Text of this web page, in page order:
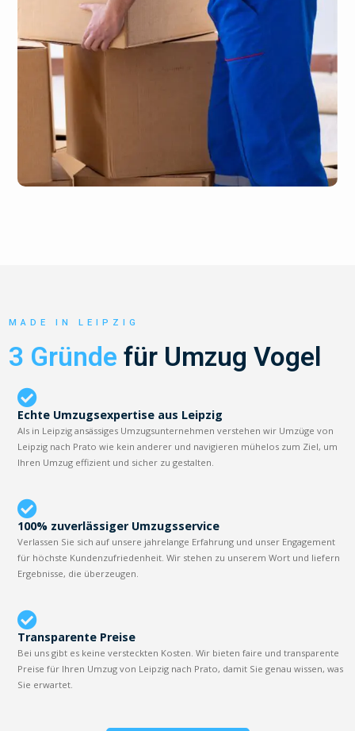
MADE IN LEIPZIG
3 Gründe für Umzug Vogel
Echte Umzugsexpertise aus Leipzig
Als in Leipzig ansässiges Umzugsunternehmen verstehen wir Umzüge von
Leipzig nach Prato wie kein anderer und navigieren mühelos zum Ziel, um
Ihren Umzug effizient und sicher zu gestalten.
100% zuverlässiger Umzugsservice
Verlassen Sie sich auf unsere jahrelange Erfahrung und unser Engagement
für höchste Kundenzufriedenheit. Wir stehen zu unserem Wort und liefern
Ergebnisse, die überzeugen.
Transparente Preise
Bei uns gibt es keine versteckten Kosten. Wir bieten faire und transparente
Preise für Ihren Umzug von Leipzig nach Prato, damit Sie genau wissen, was
Sie erwartet.